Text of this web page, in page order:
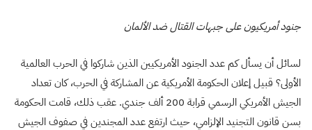
جنود أمريكيون على جبهات القتال ضد الألمان
لسائل أن يسأل كم عدد الجنود الأمريكيين الذين شاركوا في الحرب العالمية
الأولى؟ قبيل إعلان الحكومة الأمريكية عن المشاركة في الحرب، كان تعداد
الجيش الأمريكي الرسمي قرابة 200 ألف جندي. عقب ذلك، قامت الحكومة
بسن قانون التجنيد الإلزامي، حيث ارتفع عدد المجندين في صفوف الجيش